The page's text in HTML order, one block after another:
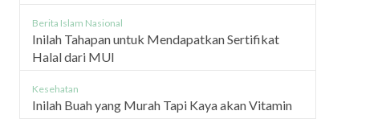
Berita Islam Nasional
Inilah Tahapan untuk Mendapatkan Sertifikat
Halal dari MUI
Kesehatan
Inilah Buah yang Murah Tapi Kaya akan Vitamin